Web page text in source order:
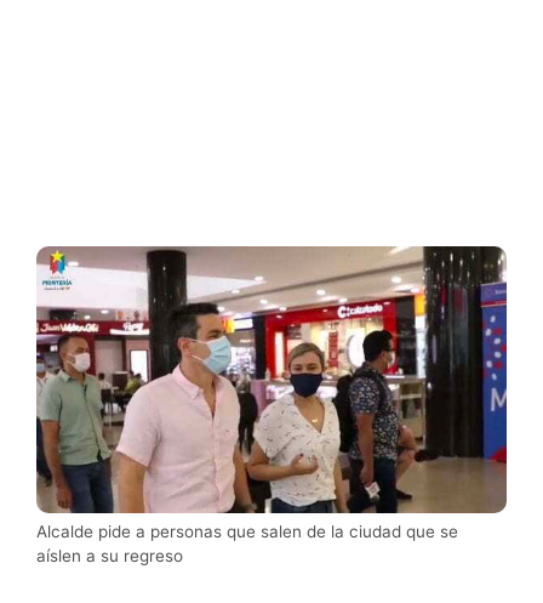
Alcalde pide a personas que salen de la ciudad que se
aíslen a su regreso